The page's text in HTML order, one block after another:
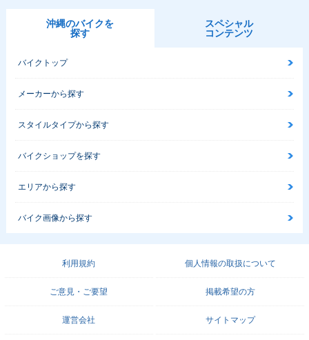
沖縄のバイクを
探す
スペシャル
コンテンツ
バイクトップ
メーカーから探す
スタイルタイプから探す
バイクショップを探す
エリアから探す
バイク画像から探す
利用規約 個人情報の取扱について
ご意見・ご要望 掲載希望の方
運営会社 サイトマップ